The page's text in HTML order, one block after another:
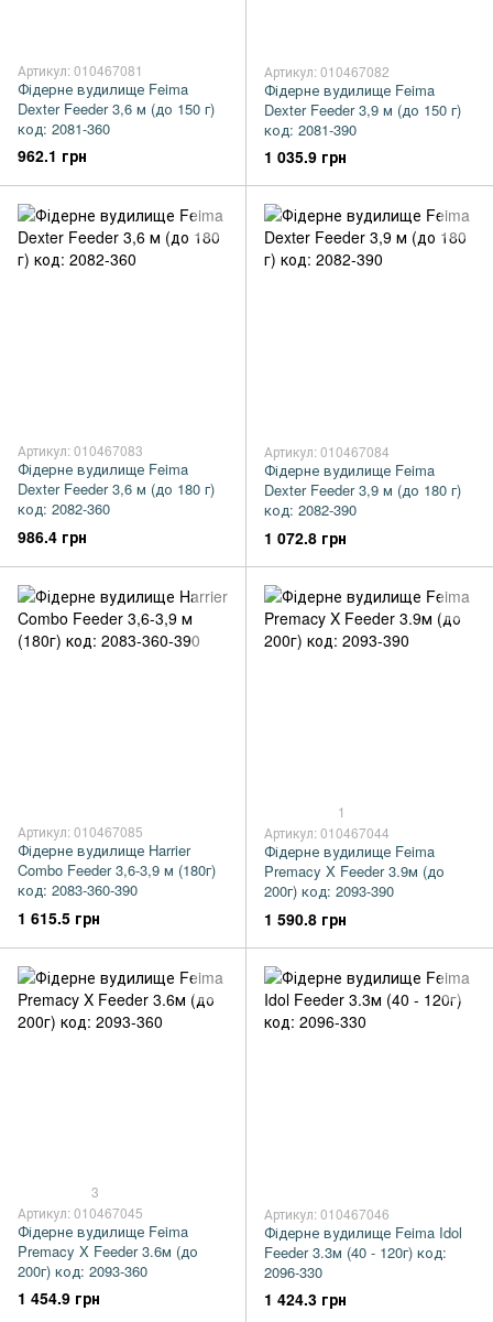
Артикул: 010467081
Фідерне вудилище Feima
Dexter Feeder 3,6 м (до 150 г)
код: 2081-360
962.1 грн
Артикул: 010467082
Фідерне вудилище Feima
Dexter Feeder 3,9 м (до 150 г)
код: 2081-390
1 035.9 грн
Артикул: 010467083
Фідерне вудилище Feima
Dexter Feeder 3,6 м (до 180 г)
код: 2082-360
986.4 грн
Артикул: 010467084
Фідерне вудилище Feima
Dexter Feeder 3,9 м (до 180 г)
код: 2082-390
1 072.8 грн
Артикул: 010467085
Фідерне вудилище Harrier
Combo Feeder 3,6-3,9 м (180г)
код: 2083-360-390
1 615.5 грн
1
Артикул: 010467044
Фідерне вудилище Feima
Premacy X Feeder 3.9м (до
200г) код: 2093-390
1 590.8 грн
3
Артикул: 010467045
Фідерне вудилище Feima
Premacy X Feeder 3.6м (до
200г) код: 2093-360
1 454.9 грн
Артикул: 010467046
Фідерне вудилище Feima Idol
Feeder 3.3м (40 - 120г) код:
2096-330
1 424.3 грн